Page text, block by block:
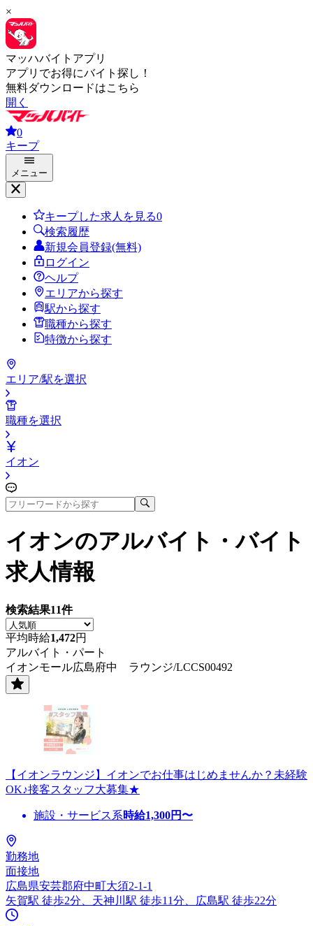
×
マッハバイトアプリ
アプリでお得にバイト探し！
無料ダウンロードはこちら
開く
0
キープ
メニュー
キープした求人を見る0
検索履歴
新規会員登録(無料)
ログイン
ヘルプ
エリアから探す
駅から探す
職種から探す
特徴から探す
エリア/駅を選択
職種を選択
イオン
イオンのアルバイト・バイト
求人情報
検索結果11件
平均時給1,472円
アルバイト・パート
イオンモール広島府中 ラウンジ/LCCS00492
【イオンラウンジ】イオンでお仕事はじめませんか？未経験
OK♪接客スタッフ大募集★
施設・サービス系時給1,300円〜
勤務地
面接地
広島県安芸郡府中町大須2-1-1
矢賀駅 徒歩2分、天神川駅 徒歩11分、広島駅 徒歩22分